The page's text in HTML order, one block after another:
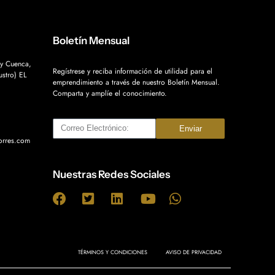
Cuenca,
EL
Boletín Mensual
Regístrese y reciba información de utilidad para el
emprendimiento a través de nuestro Boletín Mensual.
Comparta y amplíe el conocimiento.
Enviar
Nuestras Redes Sociales
TÉRMINOS Y CONDICIONES AVISO DE PRIVACIDAD